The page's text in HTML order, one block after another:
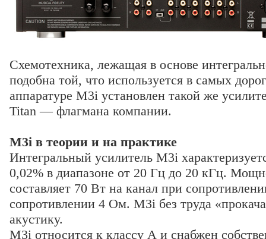
Схемотехника, лежащая в основе
подобна той, что используется в самых
аппаратуре M3i установлен такой же
Titan — флагмана компании.
M3i в теории и на практике
Интегральный усилитель M3i
0,02% в диапазоне от 20 Гц до 20 кГц.
составляет 70 Вт на канал при
сопротивлении 4 Ом. M3i без труда
акустику.
M3i относится к классу А и снабжен